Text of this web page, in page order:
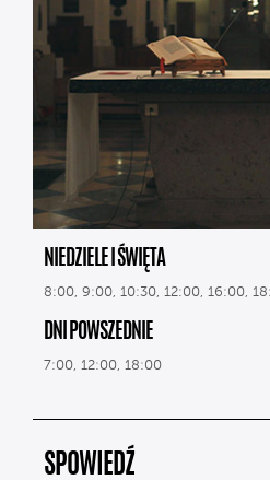
NIEDZIELE I ŚWIĘTA
8:00, 9:00, 10:30, 12:00, 16:00,
DNI POWSZEDNIE
7:00, 12:00, 18:00
SPOWIEDŹ